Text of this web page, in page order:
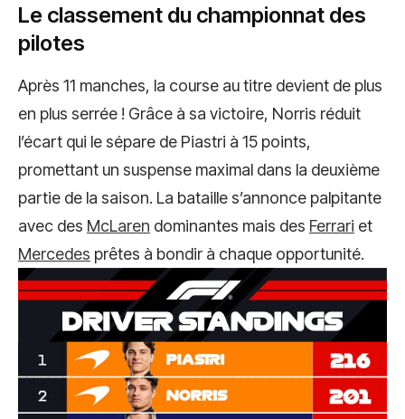
Le classement du championnat des
pilotes
Après 11 manches, la course au titre devient de plus
en plus serrée ! Grâce à sa victoire, Norris réduit
l’écart qui le sépare de Piastri à 15 points,
promettant un suspense maximal dans la deuxième
partie de la saison. La bataille s’annonce palpitante
avec des McLaren dominantes mais des Ferrari et
Mercedes prêtes à bondir à chaque opportunité.